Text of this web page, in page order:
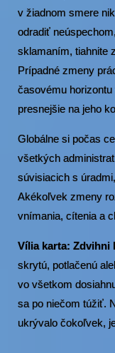
v žiadnom smere
odradiť
sklamaním, tiahnite
Prípadné zmeny
časovému
presnejšie na jeho
Globálne si počas
všetkých
súvisiacich s
Akékoľvek zmeny
vnímania, cítenia a
Vília karta: Zdvihni
skrytú, potlačenú
vo všetkom
sa po niečom túžiť.
ukrývalo čokoľvek,